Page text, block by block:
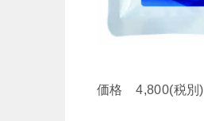
価格 4,800(税別)